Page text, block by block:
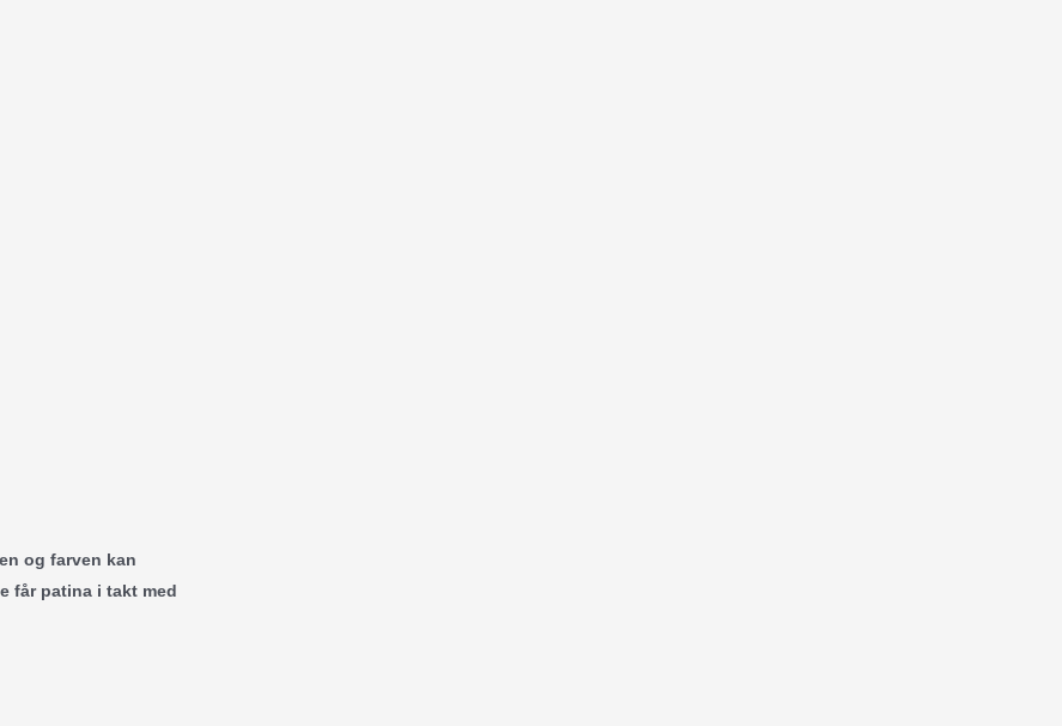
og farven kan
får patina i takt med